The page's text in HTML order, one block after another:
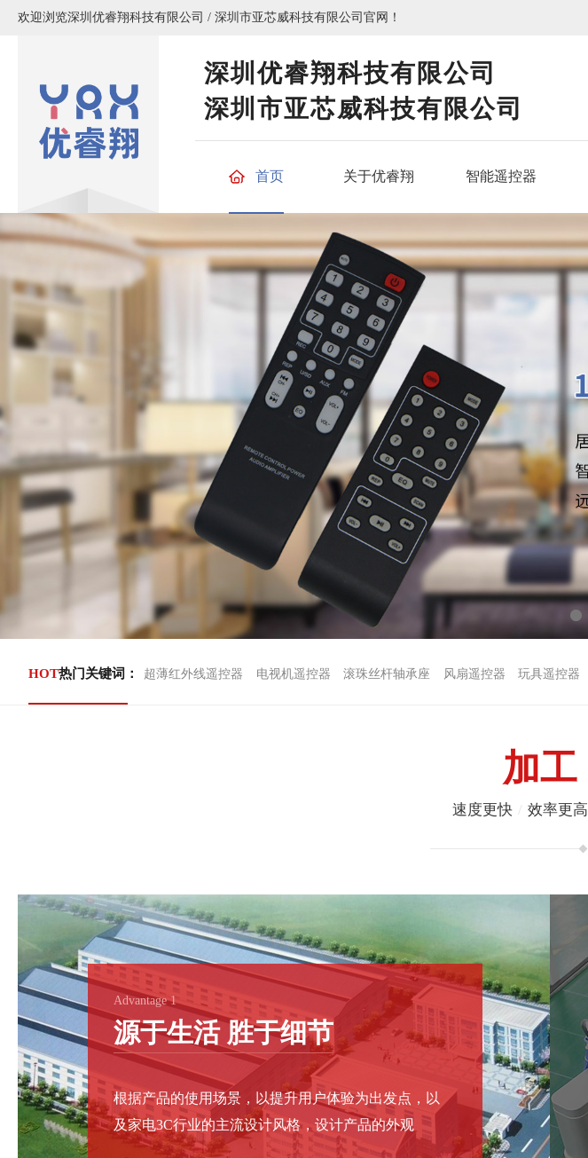
欢迎浏览深圳优睿翔科技有限公司 / 深圳市亚芯威科技有限公司官网！
深圳优睿翔科技有限公司
深圳市亚芯威科技有限公司
首页 关于优睿翔 智能遥控器
HOT热门关键词： 超薄红外线遥控器 电视机遥控器 滚珠丝杆轴承座 风扇遥控器 玩具遥控器
加工
速度更快 / 效率更高
Advantage 1
源于生活 胜于细节
根据产品的使用场景，以提升用户体验为出发点，以
及家电3C行业的主流设计风格，设计产品的外观